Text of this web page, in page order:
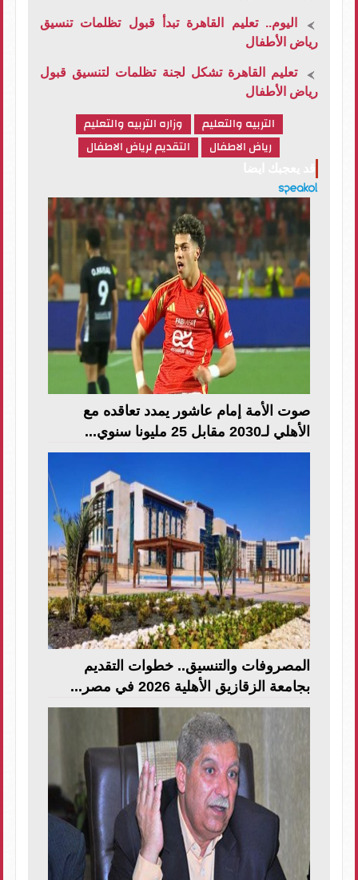
اليوم.. تعليم القاهرة تبدأ قبول تظلمات تنسيق
رياض الأطفال
تعليم القاهرة تشكل لجنة تظلمات لتنسيق قبول
رياض الأطفال
التربيه والتعليم
وزاره التربيه والتعليم
رياض الاطفال
التقديم لرياض الاطفال
صوت الأمة إمام عاشور يمدد تعاقده مع
الأهلي لـ2030 مقابل 25 مليونا سنوي...
المصروفات والتنسيق.. خطوات التقديم
بجامعة الزقازيق الأهلية 2026 في مصر...